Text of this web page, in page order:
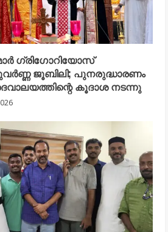
ഗ്രിഗോറിയോസ്
ജൂബിലി; പുനരുദ്ധാരണം
കൂദാശ നടന്നു